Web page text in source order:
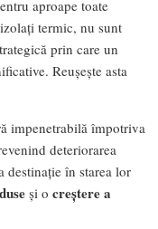
aproape toate
termic, nu sunt
prin care un
Reușește asta
impenetrabilă împotriva
deteriorarea
destinație în starea lor
și o creștere a